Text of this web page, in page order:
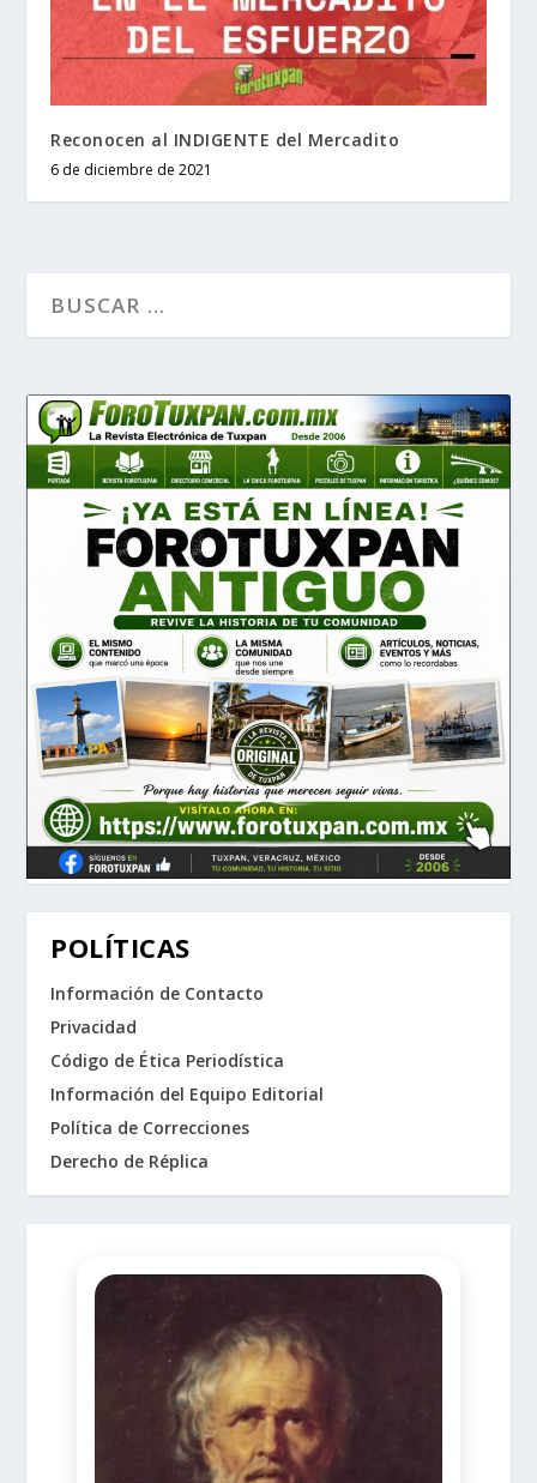
Reconocen al INDIGENTE del Mercadito
6 de diciembre de 2021
POLÍTICAS
Información de Contacto
Privacidad
Código de Ética Periodística
Información del Equipo Editorial
Política de Correcciones
Derecho de Réplica